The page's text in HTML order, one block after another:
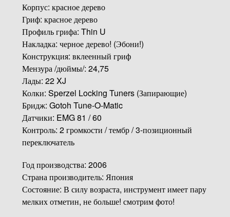
Корпус: красное дерево
Гриф: красное дерево
Профиль грифа: Thin U
Накладка: черное дерево! (Эбони!)
Конструкция: вклеенный гриф
Мензура /дюймы/: 24,75
Лады: 22 XJ
Колки: Sperzel Locking Tuners (Запирающие)
Бридж: Gotoh Tune-O-Matic
Датчики: EMG 81 / 60
Контроль: 2 громкости / тембр / 3-позиционный
переключатель
Год производства: 2006
Страна производитель: Япония
Состояние: В силу возраста, инструмент имеет пару
мелких отметин, не больше! смотрим фото!